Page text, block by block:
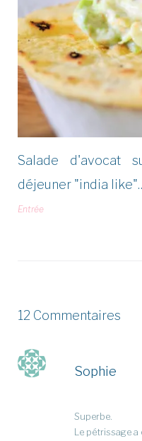
Salade d'avocat
déjeuner "india
Entrée
12 Commentaires
Sophie
Superbe.
Le pétrissage a